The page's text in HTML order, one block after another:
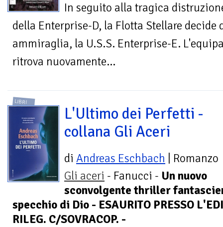
In seguito alla tragica
della Enterprise-D, la Flotta Stellare decide
ammiraglia, la U.S.S. Enterprise-E.
ritrova nuovamente...
LIBRI
L'Ultimo dei Perfetti -
collana Gli Aceri
di Andreas Eschbach | Romanzo
Gli aceri - Fanucci - Un nuovo
sconvolgente thriller
specchio di Dio - ESAURITO PRESSO
RILEG. C/SOVRACOP. -